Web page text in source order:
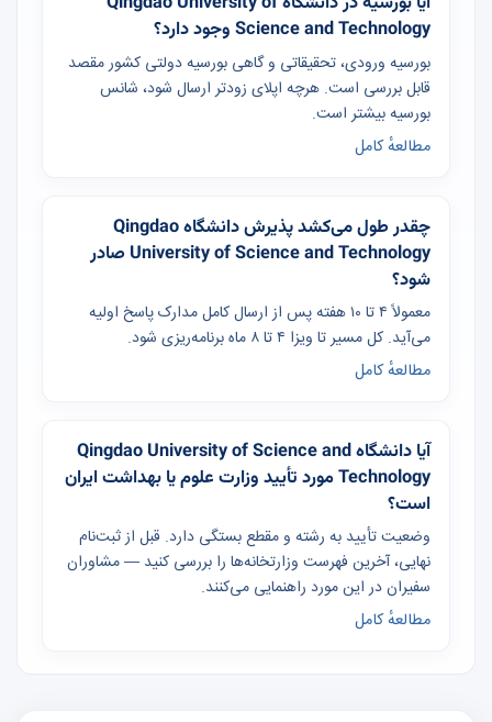
Science and Technology وجود دارد؟
بورسیه ورودی، تحقیقاتی و گاهی بورسیه دولتی کشور مقصد
قابل بررسی است. هرچه اپلای زودتر ارسال شود، شانس
بورسیه بیشتر است.
مطالعهٔ کامل
چقدر طول می‌کشد پذیرش دانشگاه Qingdao
University of Science and Technology صادر
شود؟
معمولاً ۴ تا ۱۰ هفته پس از ارسال کامل مدارک پاسخ اولیه
می‌آید. کل مسیر تا ویزا ۴ تا ۸ ماه برنامه‌ریزی شود.
مطالعهٔ کامل
آیا دانشگاه Qingdao University of Science and
Technology مورد تأیید وزارت علوم یا بهداشت ایران
است؟
وضعیت تأیید به رشته و مقطع بستگی دارد. قبل از ثبت‌نام
نهایی، آخرین فهرست وزارتخانه‌ها را بررسی کنید — مشاوران
سفیران در این مورد راهنمایی می‌کنند.
مطالعهٔ کامل